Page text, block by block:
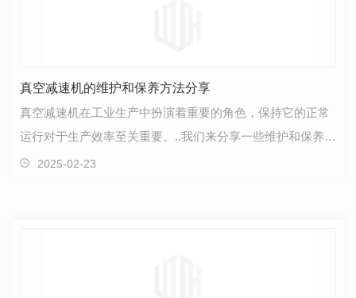
真空减速机的维护和保养方法分享
真空减速机在工业生产中扮演着重要的角色，保持它的正常
运行对于生产效率至关重要。..我们来分享一些维护和保养真
空减速机的方法，希望能对大家有所帮助。首先，定…
2025-02-23